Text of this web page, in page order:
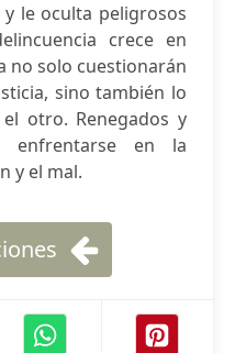
le oculta peligrosos
crece en
no solo cuestionarán
sino también lo
otro. Renegados y
enfrentarse en la
y el mal.